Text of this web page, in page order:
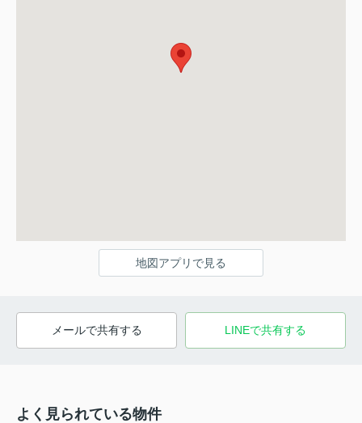
地図アプリで見る
メールで共有する LINEで共有する
よく見られている物件